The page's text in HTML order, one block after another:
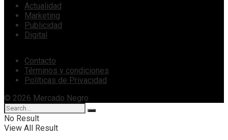
Actualidad
Marketing
Publicidad
Digital
Contacto
Términos y condiciones
Políticas de Privacidad
© 2026 Mercado Negro
No Result
View All Result